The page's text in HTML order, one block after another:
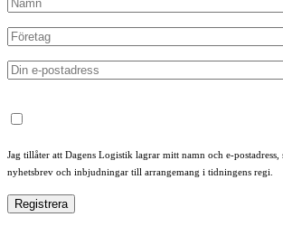
Jag tillåter att Dagens Logistik lagrar mitt namn och e-postadress,
nyhetsbrev och inbjudningar till arrangemang i tidningens regi.